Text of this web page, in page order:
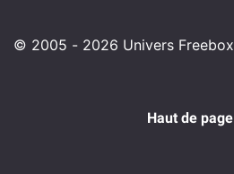
© 2005 - 2026 Univers Freebox
Haut de page